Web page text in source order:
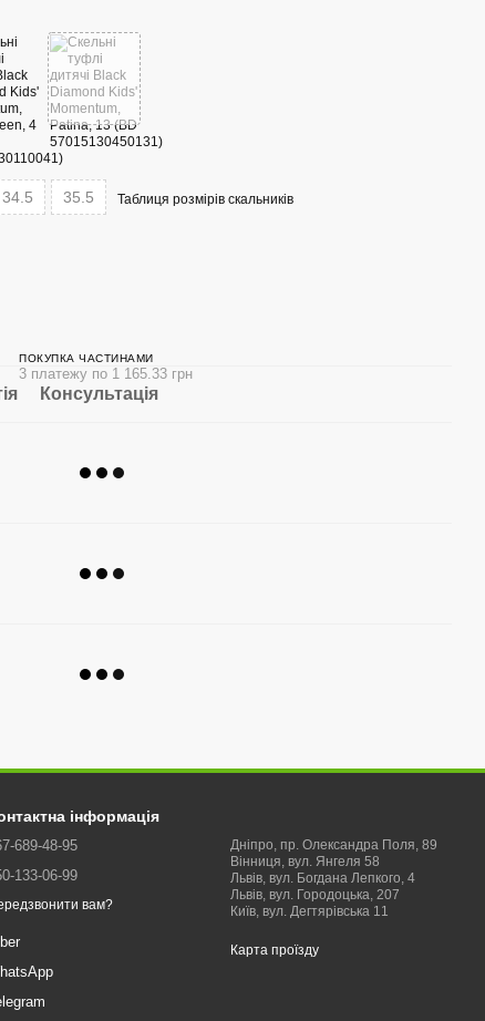
34.5 35.5 Таблиця розмірів скальників
ПОКУПКА ЧАСТИНАМИ
3 платежу по 1 165.33 грн
Консультація
інформація
689-48-95
133-06-99
вам?
Дніпро, пр. Олександра Поля, 89
Вінниця, вул. Янгеля 58
Львів, вул. Богдана Лепкого, 4
Львів, вул. Городоцька, 207
Київ, вул. Дегтярівська 11
Карта проїзду